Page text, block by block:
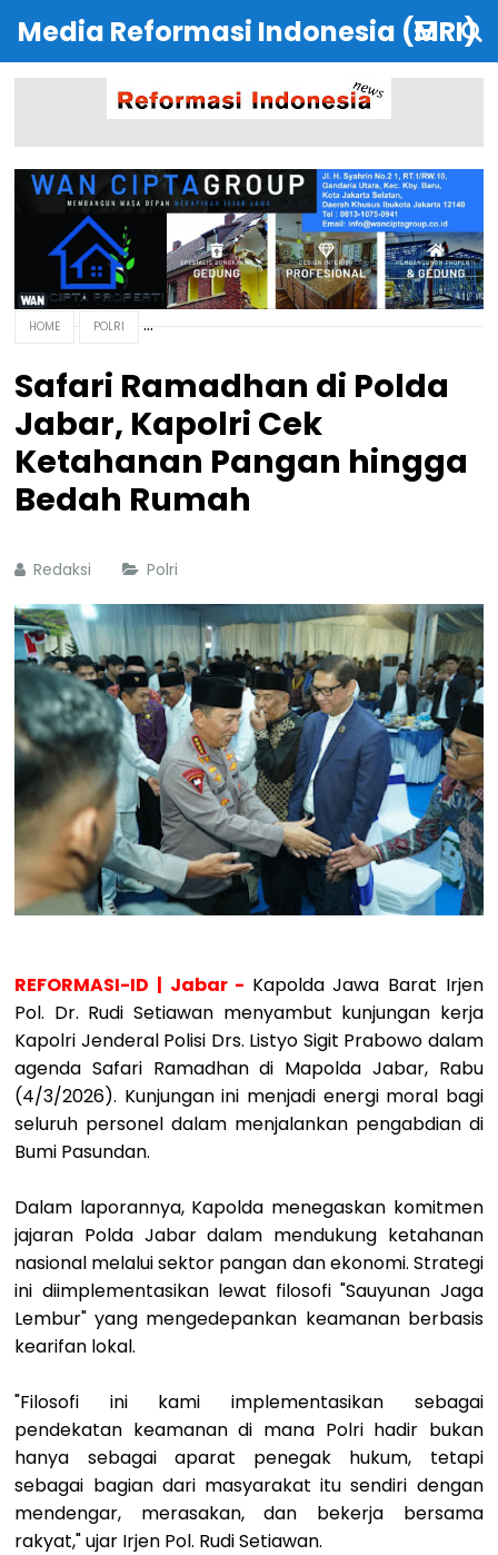
Media Reformasi Indonesia (MRI)
HOME POLRI
Safari Ramadhan di Polda
Jabar, Kapolri Cek
Ketahanan Pangan hingga
Bedah Rumah
Redaksi Polri
REFORMASI-ID | Jabar - Kapolda Jawa Barat Irjen
Pol. Dr. Rudi Setiawan menyambut kunjungan kerja
Kapolri Jenderal Polisi Drs. Listyo Sigit Prabowo dalam
agenda Safari Ramadhan di Mapolda Jabar, Rabu
(4/3/2026). Kunjungan ini menjadi energi moral bagi
seluruh personel dalam menjalankan pengabdian di
Bumi Pasundan.
Dalam laporannya, Kapolda menegaskan komitmen
jajaran Polda Jabar dalam mendukung ketahanan
nasional melalui sektor pangan dan ekonomi. Strategi
ini diimplementasikan lewat filosofi "Sauyunan Jaga
Lembur" yang mengedepankan keamanan berbasis
kearifan lokal.
"Filosofi ini kami implementasikan sebagai
pendekatan keamanan di mana Polri hadir bukan
hanya sebagai aparat penegak hukum, tetapi
sebagai bagian dari masyarakat itu sendiri dengan
mendengar, merasakan, dan bekerja bersama
rakyat," ujar Irjen Pol. Rudi Setiawan.